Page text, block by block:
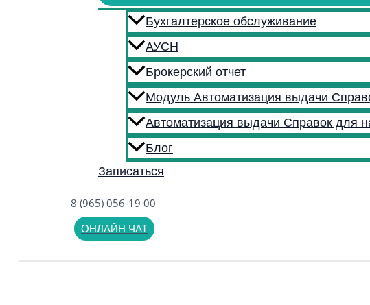
Бухгалтерское обслуживание
АУСН
Брокерский отчет
Модуль Автоматизация выдачи
Автоматизация выдачи Справок для
Блог
Записаться
8 (965) 056-19 00
ОНЛАЙН ЧАТ